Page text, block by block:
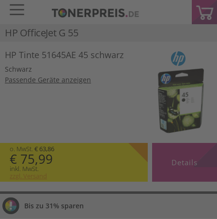
HP OfficeJet G 55
HP Tinte 51645AE 45 schwarz
Schwarz
Passende Geräte anzeigen
o. MwSt. € 63,86
€ 75,99
inkl. MwSt.
zzgl. Versand
Details
Bis zu 31% sparen